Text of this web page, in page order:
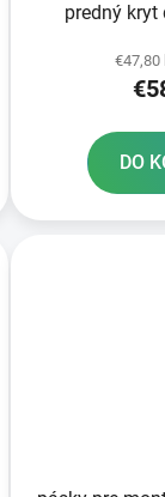
predný kryt
€47,80
DO